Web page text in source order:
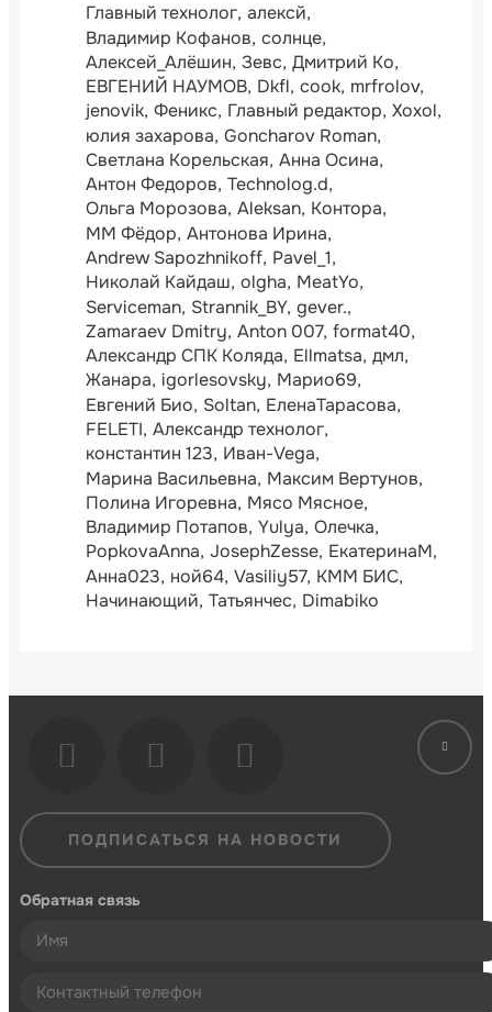
Главный технолог алексй
Владимир Кофанов солнце
Алексей_Алёшин Зевс Дмитрий Ко
ЕВГЕНИЙ НАУМОВ Dkfl cook mrfrolov
jenovik Феникс Главный редактор Xoxol
юлия захарова Goncharov Roman
Светлана Корельская Анна Осина
Антон Федоров Technolog.d
Ольга Морозова Aleksan Контора
ММ Фёдор Антонова Ирина
Andrew Sapozhnikoff Pavel_1
Николай Кайдаш olgha MeatYo
Serviceman Strannik_BY gever.
Zamaraev Dmitry Anton 007 format40
Александр СПК Коляда Ellmatsa дмл
Жанара igorlesovsky Марио69
Евгений Био Soltan ЕленаТарасова
FELETI Александр технолог
константин 123 Иван-Vega
Марина Васильевна Максим Вертунов
Полина Игоревна Мясо Мясное
Владимир Потапов Yulya Олечка
PopkovaAnna JosephZesse ЕкатеринаМ
Анна023 ной64 Vasiliy57 КММ БИС
Начинающий Татьянчес Dimabiko
ПОДПИСАТЬСЯ НА НОВОСТИ
Обратная связь